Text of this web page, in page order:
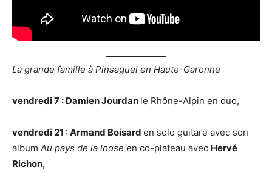
La grande famille à Pinsaguel en Haute-Garonne
vendredi 7 : Damien Jourdan le Rhône-Alpin en duo,
vendredi 21 : Armand Boisard en solo guitare avec son
album Au pays de la loose en co-plateau avec Hervé
Richon,